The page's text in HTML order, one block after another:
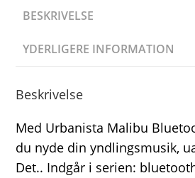
BESKRIVELSE
YDERLIGERE INFORMATION
Beskrivelse
Med Urbanista Malibu
du nyde din yndlingsmusik,
Det.. Indgår i serien: